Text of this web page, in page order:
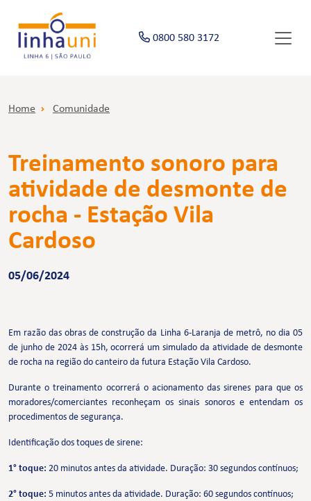
0800 580 3172
Home Comunidade
Treinamento sonoro para
atividade de desmonte de
rocha - Estação Vila
Cardoso
05/06/2024
Em razão das obras de construção da Linha 6-Laranja de metrô, no dia 05
de junho de 2024 às 15h, ocorrerá um simulado da atividade de desmonte
de rocha na região do canteiro da futura Estação Vila Cardoso.
Durante o treinamento ocorrerá o acionamento das sirenes para que os
moradores/comerciantes reconheçam os sinais sonoros e entendam os
procedimentos de segurança.
Identificação dos toques de sirene:
1° toque: 20 minutos antes da atividade. Duração: 30 segundos contínuos;
2° toque: 5 minutos antes da atividade. Duração: 60 segundos contínuos;